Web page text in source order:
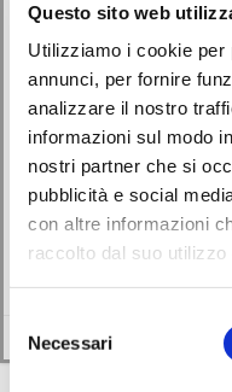
Questo sito web
Utilizziamo i cookie per
annunci, per fornire
analizzare il nostro
informazioni sul modo
nostri partner che si
pubblicità e social
con altre informazioni
raccolto dal suo
delNecessari
Eventi
Letture in biblioteca
01/02/2024
ATTENZIONE! L’ultimo
Leggi di più